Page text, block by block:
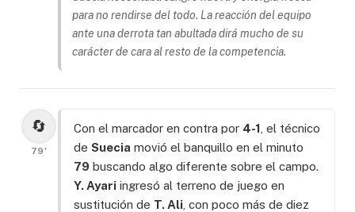
para no rendirse del todo. La reacción del equipo
ante una derrota tan abultada dirá mucho de su
carácter de cara al resto de la competencia.
🔄
79'
Con el marcador en contra por 4-1 , el técnico
de Suecia movió el banquillo en el minuto
79 buscando algo diferente sobre el campo.
Y. Ayari ingresó al terreno de juego en
sustitución de T. Ali , con poco más de diez